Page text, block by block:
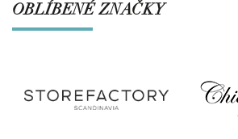
OBLÍBENÉ ZNAČKY